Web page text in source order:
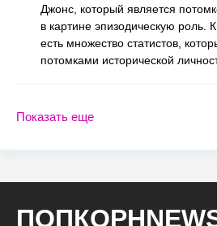
Джонс, который является
в картине эпизодическую роль.
есть множество статистов,
потомками исторической
Показать еще